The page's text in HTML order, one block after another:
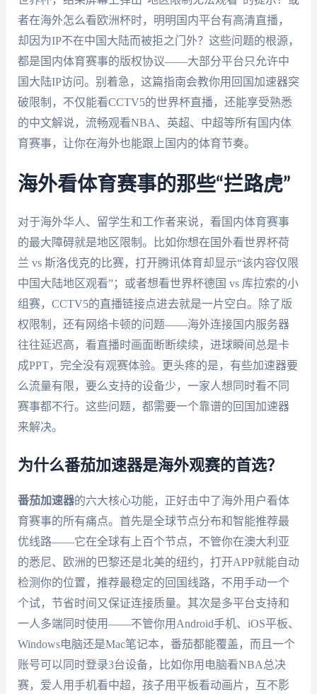
者在海外怎么看欧洲杯时，明明国内平台有高清直播，
却因为IP不在中国大陆而被拒之门外？这些问题的根源，
都是国内体育赛事的版权协议——大部分平台只允许中
国大陆IP访问。别着急，这篇指南会教你用回国加速器突
破限制，不仅能看CCTV5的世界杯直播，还能享受熟悉
的中文解说，流畅观看NBA、英超、中超等所有国内体
育赛事，让你在海外也能跟上国内的体育节奏。
海外看体育赛事的那些“拦路虎”
对于海外华人、留学生和工作者来说，看国内体育赛事
的最大障碍就是地区限制。比如你想在国外看世界杯荷
兰 vs 斯洛伐克的比赛，打开腾讯体育却显示“该内容仅限
中国大陆地区观看”；或者想看世界杯德国 vs 库拉索的小
组赛，CCTV5的直播链接点进去就是一片空白。除了版
权限制，还有网络卡顿的问题——海外连接国内服务器
往往延迟高，看直播时画面断断续续，进球瞬间总是卡
成PPT，完全没有观赛体验。更头疼的是，有些加速器要
么流量有限，要么支持的设备少，一家人想同时看不同
赛事都不行。这些问题，都需要一个靠谱的回国加速器
来解决。
为什么番茄加速器是海外观赛的首选？
番茄加速器的六大核心功能，正好击中了海外用户看体
育赛事的所有痛点。首先是全球节点分布和智能推荐最
优线路——它在全球有上百个节点，不管你在澳大利亚
的悉尼、欧洲的巴黎还是北美的纽约，打开APP就能自动
检测你的位置，推荐最稳定的回国线路，不用手动一个
个试，节省时间又保证连接质量。其次是多平台支持和
一人多端同时使用——不管你用Android手机、iOS平板、
Windows电脑还是Mac笔记本，番茄都能覆盖，而且一个
账号可以同时登录3台设备，比如你用电脑看NBA总决
赛，爱人用手机看中超，孩子用平板看动画片，互不影